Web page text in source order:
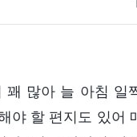
꽤 많아 늘 아침 일
야 할 편지도 있어